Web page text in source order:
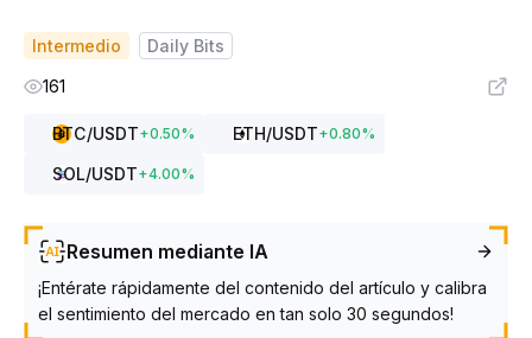
Intermedio
Daily Bits
161
BTC/USDT+0.50% ETH/USDT+0.80%
SOL/USDT+4.00%
Resumen mediante IA
¡Entérate rápidamente del contenido del artículo y calibra
el sentimiento del mercado en tan solo 30 segundos!